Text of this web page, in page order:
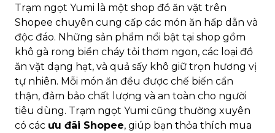
Trạm ngọt Yumi là một shop đồ ăn vặt trên
Shopee chuyên cung cấp các món ăn hấp dẫn và
độc đáo. Những sản phẩm nổi bật tại shop gồm
khô gà rong biển cháy tỏi thơm ngon, các loại đồ
ăn vặt dạng hạt, và quả sấy khô giữ trọn hương vị
tự nhiên. Mỗi món ăn đều được chế biến cẩn
thận, đảm bảo chất lượng và an toàn cho người
tiêu dùng. Trạm ngọt Yumi cũng thường xuyên
có các ưu đãi Shopee, giúp bạn thỏa thích mua